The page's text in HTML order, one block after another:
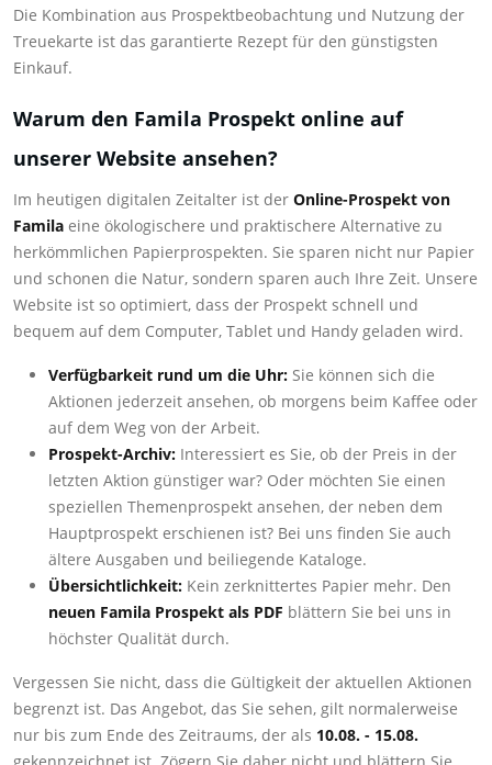
Die Kombination aus Prospektbeobachtung und Nutzung der
Treuekarte ist das garantierte Rezept für den günstigsten
Einkauf.
Warum den Famila Prospekt online auf
unserer Website ansehen?
Im heutigen digitalen Zeitalter ist der Online-Prospekt von
Famila eine ökologischere und praktischere Alternative zu
herkömmlichen Papierprospekten. Sie sparen nicht nur Papier
und schonen die Natur, sondern sparen auch Ihre Zeit. Unsere
Website ist so optimiert, dass der Prospekt schnell und
bequem auf dem Computer, Tablet und Handy geladen wird.
Verfügbarkeit rund um die Uhr: Sie können sich die
Aktionen jederzeit ansehen, ob morgens beim Kaffee oder
auf dem Weg von der Arbeit.
Prospekt-Archiv: Interessiert es Sie, ob der Preis in der
letzten Aktion günstiger war? Oder möchten Sie einen
speziellen Themenprospekt ansehen, der neben dem
Hauptprospekt erschienen ist? Bei uns finden Sie auch
ältere Ausgaben und beiliegende Kataloge.
Übersichtlichkeit: Kein zerknittertes Papier mehr. Den
neuen Famila Prospekt als PDF blättern Sie bei uns in
höchster Qualität durch.
Vergessen Sie nicht, dass die Gültigkeit der aktuellen Aktionen
begrenzt ist. Das Angebot, das Sie sehen, gilt normalerweise
nur bis zum Ende des Zeitraums, der als 10.08. - 15.08.
gekennzeichnet ist. Zögern Sie daher nicht und blättern Sie